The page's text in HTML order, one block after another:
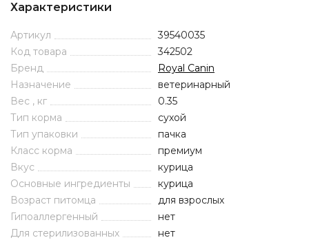
Характеристики
Артикул
39540035
Код товара
342502
Бренд
Royal Canin
Назначение
ветеринарный
Вес , кг
0.35
Тип корма
сухой
Тип упаковки
пачка
Класс корма
премиум
Вкус
курица
Основные ингредиенты
курица
Возраст питомца
для взрослых
Гипоаллергенный
нет
Для стерилизованных
нет